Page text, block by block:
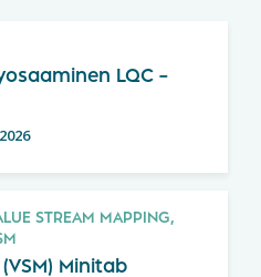
LQC –
STREAM MAPPING,
Minitab